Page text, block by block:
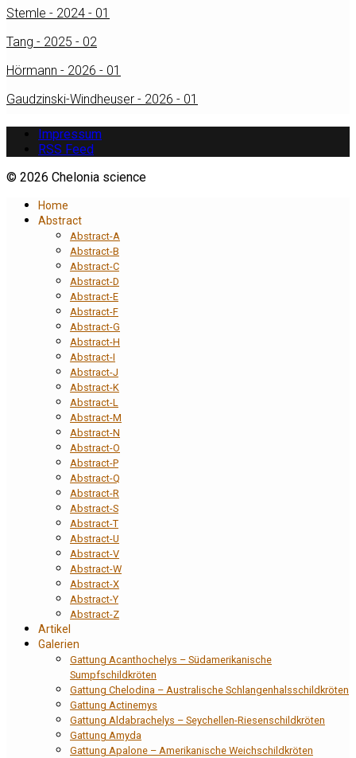
Stemle - 2024 - 01
Tang - 2025 - 02
Hörmann - 2026 - 01
Gaudzinski-Windheuser - 2026 - 01
Impressum
RSS Feed
© 2026 Chelonia science
Home
Abstract
Abstract-A
Abstract-B
Abstract-C
Abstract-D
Abstract-E
Abstract-F
Abstract-G
Abstract-H
Abstract-I
Abstract-J
Abstract-K
Abstract-L
Abstract-M
Abstract-N
Abstract-O
Abstract-P
Abstract-Q
Abstract-R
Abstract-S
Abstract-T
Abstract-U
Abstract-V
Abstract-W
Abstract-X
Abstract-Y
Abstract-Z
Artikel
Galerien
Gattung Acanthochelys – Südamerikanische
Sumpfschildkröten
Gattung Chelodina – Australische Schlangenhalsschildkröten
Gattung Actinemys
Gattung Aldabrachelys – Seychellen-Riesenschildkröten
Gattung Amyda
Gattung Apalone – Amerikanische Weichschildkröten